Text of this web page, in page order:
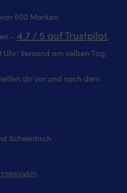
500 Marken
– 4.7 / 5 auf Trustpilot‚
Uhr: Versand am selben Tag,
dir vor und nach dem
Schwedisch